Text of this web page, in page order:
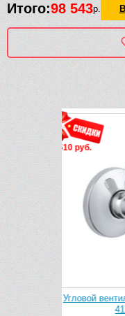
Итого:98 543р.
Сифон для